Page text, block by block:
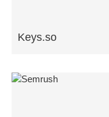
Keys.so